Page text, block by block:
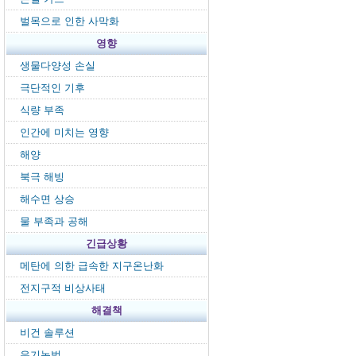
벌목으로 인한 사막화
영향
생물다양성 손실
극단적인 기후
식량 부족
인간에 미치는 영향
해양
북극 해빙
해수면 상승
물 부족과 공해
긴급상황
메탄에 의한 급속한 지구온난화
전지구적 비상사태
해결책
비건 솔루션